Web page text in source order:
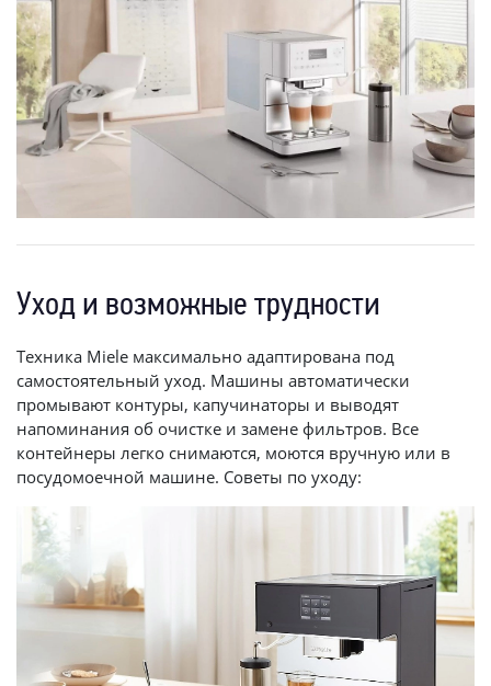
Уход и возможные трудности
Техника Miele максимально адаптирована под
самостоятельный уход. Машины автоматически
промывают контуры, капучинаторы и выводят
напоминания об очистке и замене фильтров. Все
контейнеры легко снимаются, моются вручную или в
посудомоечной машине. Советы по уходу: